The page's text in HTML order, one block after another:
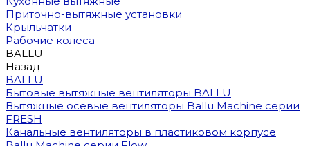
Приточно-вытяжные установки
Крыльчатки
Рабочие колеса
BALLU
Назад
BALLU
Бытовые вытяжные вентиляторы BALLU
Вытяжные осевые вентиляторы Ballu Machine серии
FRESH
Канальные вентиляторы в пластиковом корпусе